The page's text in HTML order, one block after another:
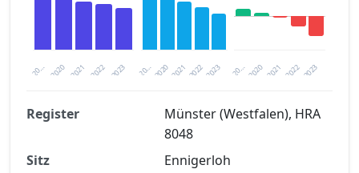
20… 2021 2023
2020 2022 20… 2021 2023
2020 2022 20… 2021 2023
2020 2022
Finanzkennzahlen nach kostenloser
Registrierung verfügbar
Register
Münster (Westfalen), HRA
8048
Sitz
Ennigerloh